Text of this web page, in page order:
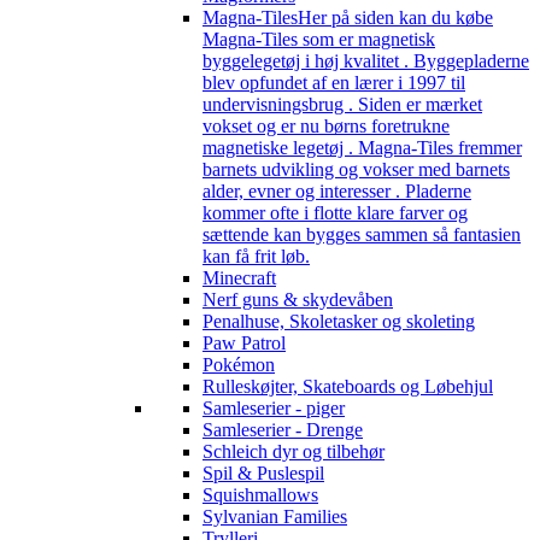
Magna-TilesHer på siden kan du købe
Magna-Tiles som er magnetisk
byggelegetøj i høj kvalitet . Byggepladerne
blev opfundet af en lærer i 1997 til
undervisningsbrug . Siden er mærket
vokset og er nu børns foretrukne
magnetiske legetøj . Magna-Tiles fremmer
barnets udvikling og vokser med barnets
alder, evner og interesser . Pladerne
kommer ofte i flotte klare farver og
sættende kan bygges sammen så fantasien
kan få frit løb.
Minecraft
Nerf guns & skydevåben
Penalhuse, Skoletasker og skoleting
Paw Patrol
Pokémon
Rulleskøjter, Skateboards og Løbehjul
Samleserier - piger
Samleserier - Drenge
Schleich dyr og tilbehør
Spil & Puslespil
Squishmallows
Sylvanian Families